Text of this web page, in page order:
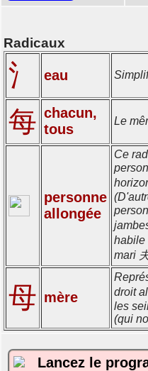
Radicaux
氵 eau
每 chacun,
tous
Le
personne
allongée
Ce
habile
mari
母 mère
droit
les
(qui
Lancez le